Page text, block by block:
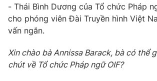
Góc doanh nghiệp
Truyền hình
Phim VTV
Hậu trường
Nhân vật
Giải trí
Điện ảnh
Đời sống
- Thái Bình Dương của Tổ chức Pháp
cho phóng viên Đài Truyền hình Việt
vấn ngắn.
Xin chào bà Annissa Barack, bà có thể
chút về Tổ chức Pháp ngữ OIF?